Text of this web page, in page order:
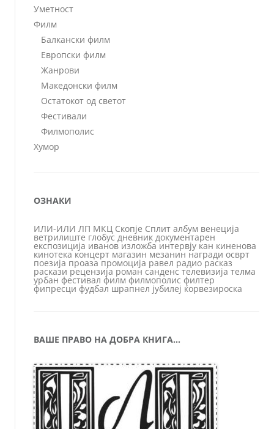
Уметност
Филм
Балкански филм
Европски филм
Жанрови
Македонски филм
Остатокот од светот
Фестивали
Филмополис
Хумор
ОЗНАКИ
ИЛИ-ИЛИ ЛП МКЦ Скопје Сплит албум венеција
ветрилиште глобус дневник документарен
експозиција иванов изложба интервју кан киненова
кинотека концерт магазин мезанин награди осврт
поезија проаза промоција равел радио расказ
раскази рецензија роман санденс телевизија телма
урбан фестивал филм филмополис филтер
фипресци фудбал шрапнел јубилеј ќорвезироска
ВАШЕ ПРАВО НА ДОБРА КНИГА…